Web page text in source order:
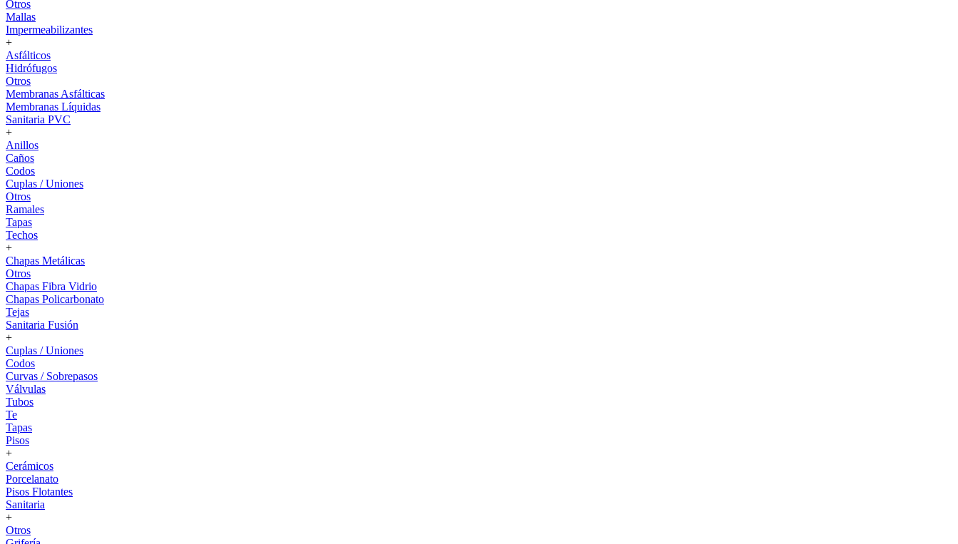
Otros
Mallas
Impermeabilizantes
+
Asfálticos
Hidrófugos
Otros
Membranas Asfálticas
Membranas Líquidas
Sanitaria PVC
+
Anillos
Caños
Codos
Cuplas / Uniones
Otros
Ramales
Tapas
Techos
+
Chapas Metálicas
Otros
Chapas Fibra Vidrio
Chapas Policarbonato
Tejas
Sanitaria Fusión
+
Cuplas / Uniones
Codos
Curvas / Sobrepasos
Válvulas
Tubos
Te
Tapas
Pisos
+
Cerámicos
Porcelanato
Pisos Flotantes
Sanitaria
+
Otros